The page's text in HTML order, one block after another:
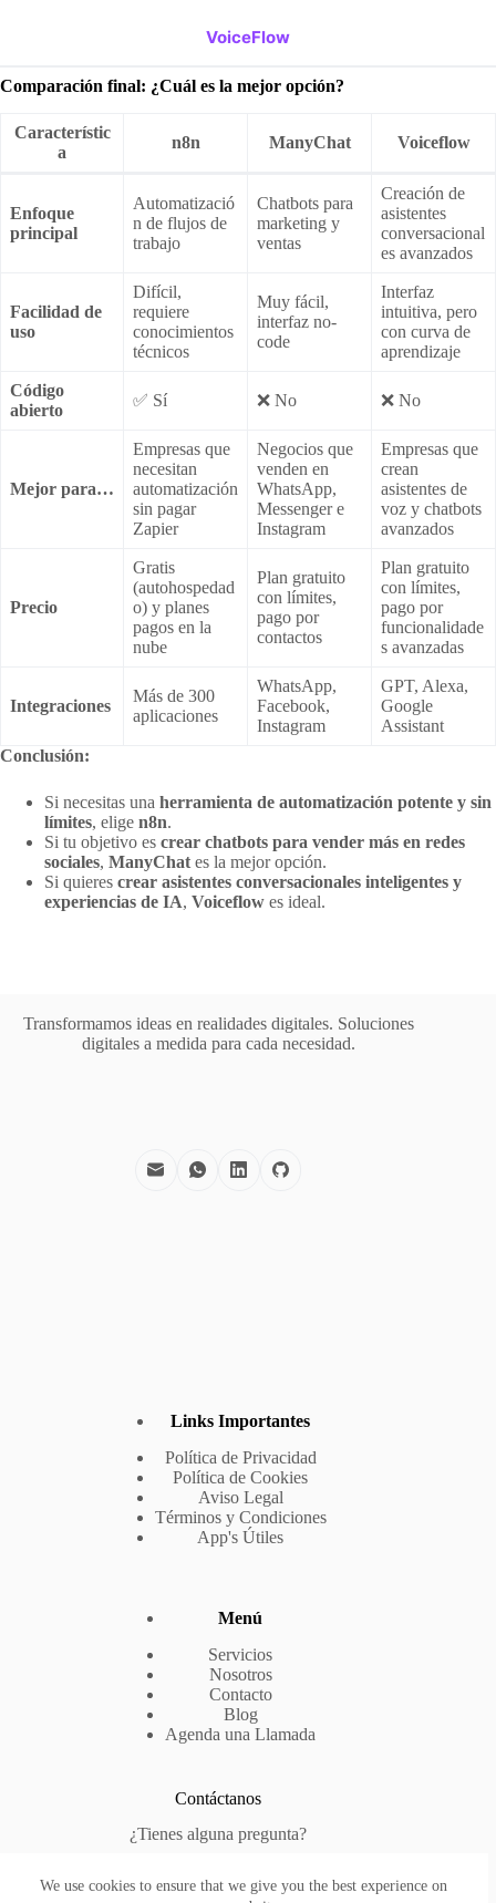
We use cookies to ensure that we give you the best experience on
VoiceFlow
Comparación final: ¿Cuál es la mejor opción?
Característic
a
n8n ManyChat Voiceflow
Enfoque
principal
Automatizació
n de flujos de
trabajo
Chatbots para
marketing y
ventas
Creación de
asistentes
conversacional
es avanzados
Facilidad de
uso
Difícil,
requiere
conocimientos
técnicos
Muy fácil,
interfaz no-
code
Interfaz
intuitiva, pero
con curva de
aprendizaje
Código
abierto
✅ Sí ❌ No ❌ No
Mejor para…
Empresas que
necesitan
automatización
sin pagar
Zapier
Negocios que
venden en
WhatsApp,
Messenger e
Instagram
Empresas que
crean
asistentes de
voz y chatbots
avanzados
Precio
Gratis
(autohospedad
o) y planes
pagos en la
nube
Plan gratuito
con límites,
pago por
contactos
Plan gratuito
con límites,
pago por
funcionalidade
s avanzadas
Integraciones
Más de 300
aplicaciones
WhatsApp,
Facebook,
Instagram
GPT, Alexa,
Google
Assistant
Conclusión:
Si necesitas una herramienta de automatización potente y sin
límites, elige n8n.
Si tu objetivo es crear chatbots para vender más en redes
sociales, ManyChat es la mejor opción.
Si quieres crear asistentes conversacionales inteligentes y
experiencias de IA, Voiceflow es ideal.
Transformamos ideas en realidades digitales. Soluciones
digitales a medida para cada necesidad.
Links Importantes
Política de Privacidad
Política de Cookies
Aviso Legal
Términos y Condiciones
App's Útiles
Menú
Servicios
Nosotros
Contacto
Blog
Agenda una Llamada
Contáctanos
¿Tienes alguna pregunta?
Phone: (+34) 611 723 195